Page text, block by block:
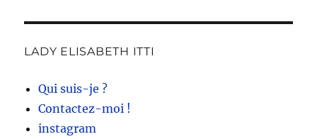
LADY ELISABETH ITTI
Qui suis-je ?
Contactez-moi !
instagram